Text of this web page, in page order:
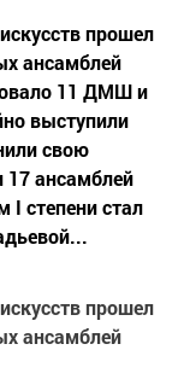
прошел
ансамблей
11 ДМШ и
выступили
свою
17 ансамблей
I степени стал
прошел
ансамблей